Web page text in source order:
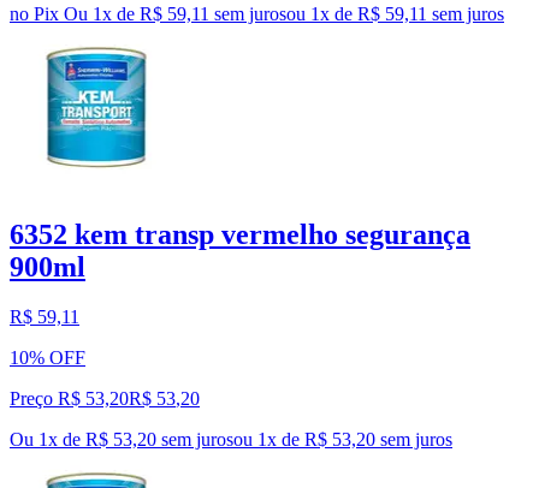
no Pix Ou 1x de R$ 59,11 sem jurosou 1x de R$ 59,11 sem juros
6352 kem transp vermelho segurança
900ml
R$ 59,11
10% OFF
Preço R$ 53,20R$ 53,20
Ou 1x de R$ 53,20 sem jurosou 1x de R$ 53,20 sem juros